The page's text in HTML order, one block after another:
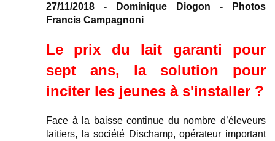
27/11/2018 - Dominique Diogon - Photos
Francis Campagnoni
Le prix du lait garanti pour
sept ans, la solution pour
inciter les jeunes à s'installer ?
Face à la baisse continue du nombre d’éleveurs
laitiers, la société Dischamp, opérateur important